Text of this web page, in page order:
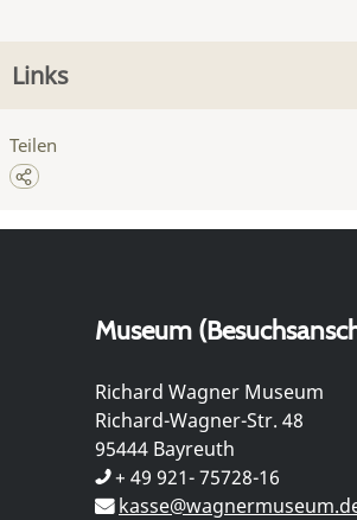
Links
Teilen
Museum
Richard Wagner Museum
Richard-Wagner-Str. 48
95444 Bayreuth
+ 49 921- 75728-16